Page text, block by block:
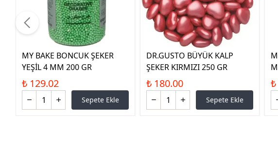
MY BAKE BONCUK ŞEKER
YEŞİL 4 MM 200 GR
₺ 129.02
Sepete Ekle
DR.GUSTO BÜYÜK KALP
ŞEKER KIRMIZI 250 GR
₺ 180.00
Sepete Ekle